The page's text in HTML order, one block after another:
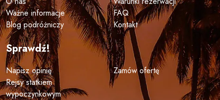
Ważne informacje
FAQ
Blog podróżniczy
Kontakt
Sprawdź!
Napisz opinię
Zamów ofertę
Rejsy statkiem
wypoczynkowym